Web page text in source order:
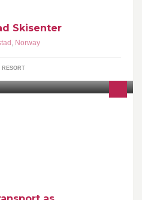
Skisenter
, Norway
RESORT